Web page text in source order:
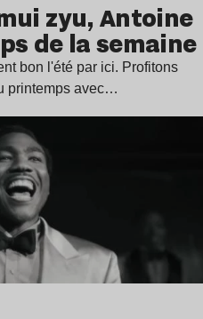
zyu, Antoine
de la semaine
bon l'été par ici. Profitons
printemps avec…